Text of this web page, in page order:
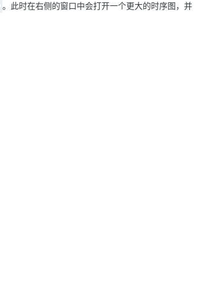
。此时在右侧的窗口中会打开一个更大的时序图，并